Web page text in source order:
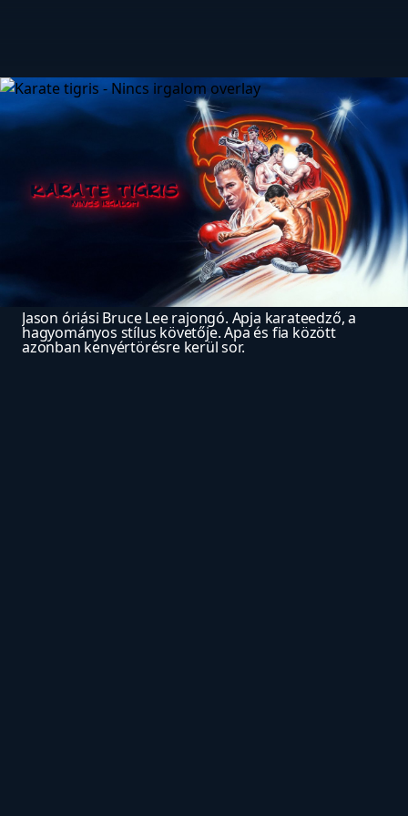
Jason óriási Bruce Lee rajongó. Apja karateedző, a
hagyományos stílus követője. Apa és fia között
azonban kenyértörésre kerül sor.